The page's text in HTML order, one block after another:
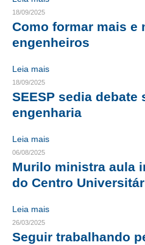
PERSONALIDADES DA TECNOLOGIA
NÚCLEO DA MULHER
JURÍDICO
CONSULTORIA
CONTRIBUIÇÕES
CONTRIBUIÇÃO ASSISTENCIAL
CONTRIBUIÇÃO ASSOCIATIVA OU
CONTRIBUIÇÃO SINDICAL URBANA
18/09/2025
Como formar mais e
engenheiros
Leia mais
18/09/2025
SEESP sedia debate
engenharia
Leia mais
06/08/2025
Murilo ministra aula
do Centro
Leia mais
26/03/2025
Seguir trabalhando